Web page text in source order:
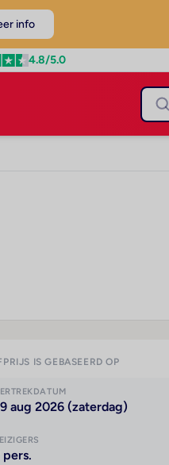
info
4.8/5.0
IS GEBASEERD OP
aug 2026 (zaterdag)
pers.